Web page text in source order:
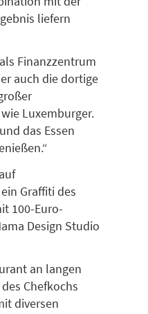
liefern
Finanzzentrum
auch die dortige
Luxemburger.
das Essen
Graffiti des
100-Euro-
Design Studio
an langen
Chefkochs
diversen